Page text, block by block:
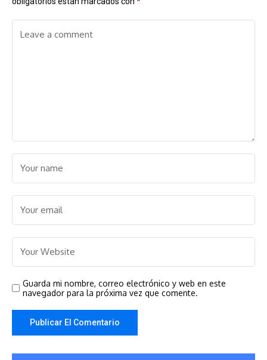
Guarda mi nombre, correo electrónico y web en este
navegador para la próxima vez que comente.